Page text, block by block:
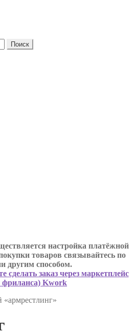
Поиск
настройка платёжной
товаров связывайтесь по
другим способом.
сделать заказ через маркетплейс
фриланса) Kwork
«армрестлинг»